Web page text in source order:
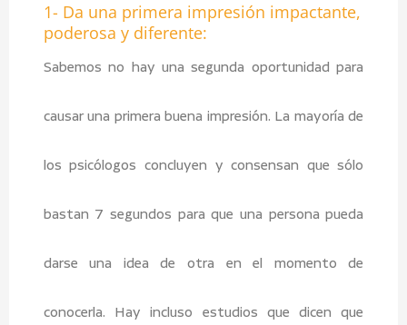
1- Da una primera impresión impactante,
poderosa y diferente:
Sabemos no hay una segunda oportunidad para
causar una primera buena impresión. La mayoría de
los psicólogos concluyen y consensan que sólo
bastan 7 segundos para que una persona pueda
darse una idea de otra en el momento de
conocerla. Hay incluso estudios que dicen que